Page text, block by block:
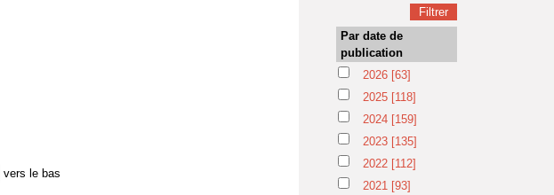
vers le bas
Par date de
publication
2026 [63]
2025 [118]
2024 [159]
2023 [135]
2022 [112]
2021 [93]